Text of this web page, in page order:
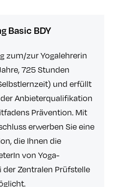
Basic BDY
zum/zur Yogalehrerin
725 Stunden
und erfüllt
Anbieterqualifikation
Prävention. Mit
erwerben Sie eine
die Ihnen die
von Yoga-
Zentralen Prüfstelle